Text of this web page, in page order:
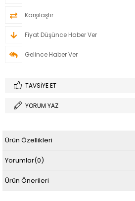
Karşılaştır
Fiyat Düşünce Haber Ver
Gelince Haber Ver
TAVSIYE ET
YORUM YAZ
Ürün Özellikleri
Yorumlar(0)
Ürün Önerileri